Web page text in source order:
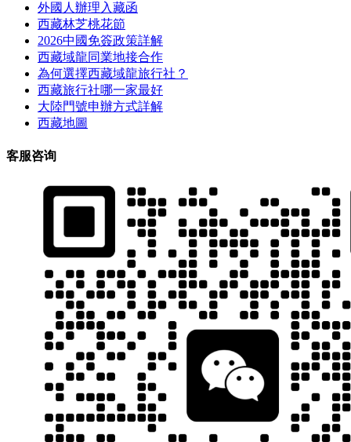
外國人辦理入藏函
西藏林芝桃花節
2026中國免簽政策詳解
西藏域龍同業地接合作
為何選擇西藏域龍旅行社？
西藏旅行社哪一家最好
大陸門號申辦方式詳解
西藏地圖
客服咨询